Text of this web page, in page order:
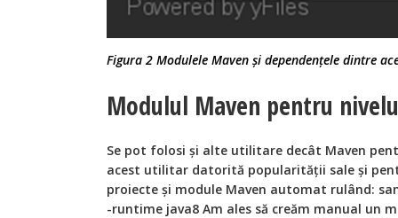
Figura 2 Modulele Maven și dependențele dintre
Modulul Maven pentru
Se pot folosi și alte utilitare decât Maven
acest utilitar datorită popularității sale și
proiecte și module Maven automat rulând:
-runtime java8 Am ales să creăm manual un